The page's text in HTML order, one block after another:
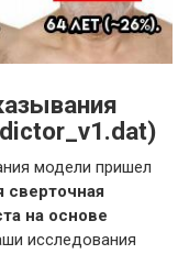
модели пришел
сверточная
на основе
исследования